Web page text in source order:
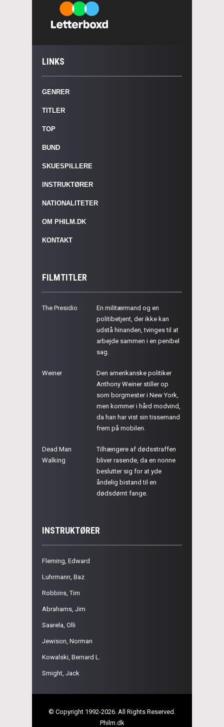
LINKS
GENRER
TITLER
TOP
BUND
SKUESPILLERE
INSTRUKTØRER
NATIONALITETER
OM PHILM.DK
KONTAKT
FILMTITLER
The Presidio
En militærmand og en
politibetjent, der ikke kan
udstå hinanden, tvinges til at
arbejde sammen i en penibel
sag.
Weiner
Den amerikanske politiker
Anthony Weiner stiller op
som borgmester i New York,
men kommer i hård modvind,
da han har vist sin tissemand
frem på mobilen.
Dead Man
Walking
Tilhængere af dødsstraffen
bliver rasende, da en nonne
beslutter sig for at yde
åndelig bistand til en
dødsdømt fange.
INSTRUKTØRER
Fleming, Edward
Luhrmann, Baz
Robbins, Tim
Abrahams, Jim
Saarela, Olli
Jewison, Norman
Kowalski, Bernard L.
Smight, Jack
© Copyright 1992-2026. All Rights Reserved.
Philm.dk